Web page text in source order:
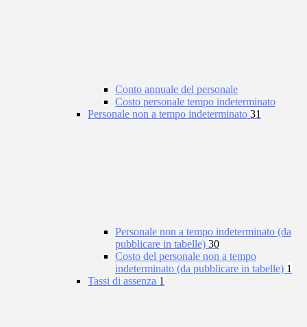
Conto annuale del personale
Costo personale tempo indeterminato
Personale non a tempo indeterminato 31
Personale non a tempo indeterminato (da
pubblicare in tabelle) 30
Costo del personale non a tempo
indeterminato (da pubblicare in tabelle) 1
Tassi di assenza 1